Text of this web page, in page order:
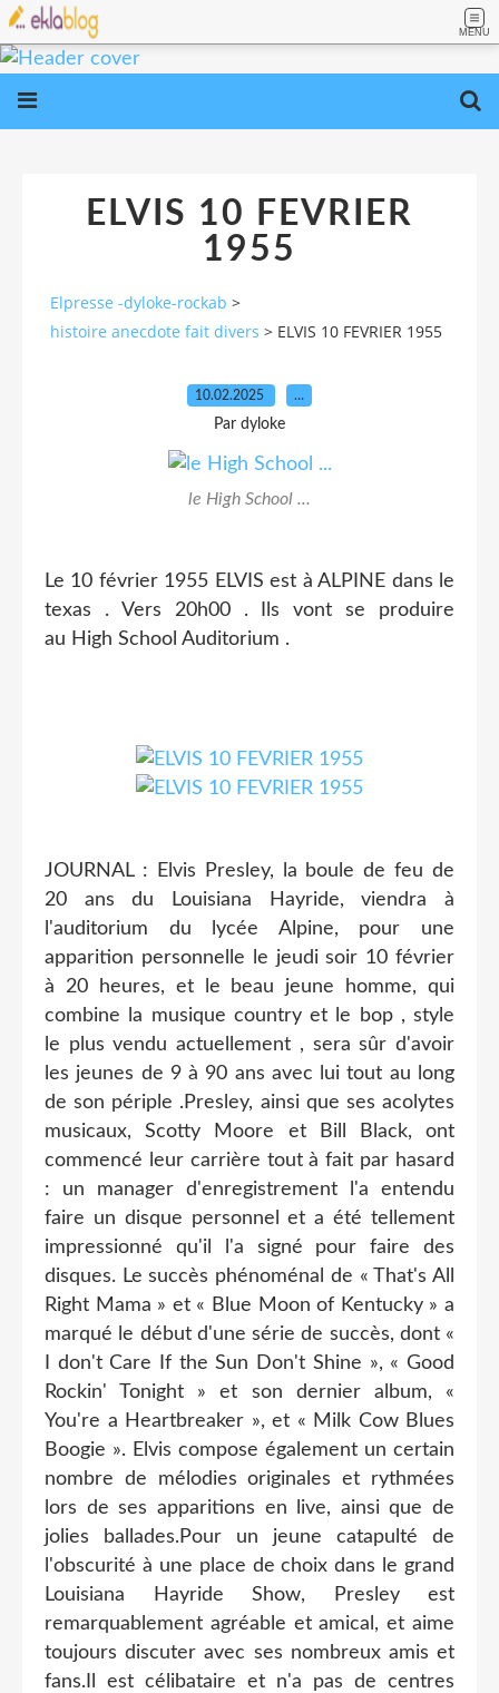
MENU
ELVIS 10 FEVRIER
1955
Elpresse -dyloke-rockab >
histoire anecdote fait divers > ELVIS 10 FEVRIER 1955
10.02.2025 …
Par dyloke
le High School ...
Le 10 février 1955 ELVIS est à ALPINE dans le
texas . Vers 20h00 . Ils vont se produire
au High School Auditorium .
JOURNAL : Elvis Presley, la boule de feu de
20 ans du Louisiana Hayride, viendra à
l'auditorium du lycée Alpine, pour une
apparition personnelle le jeudi soir 10 février
à 20 heures, et le beau jeune homme, qui
combine la musique country et le bop , style
le plus vendu actuellement , sera sûr d'avoir
les jeunes de 9 à 90 ans avec lui tout au long
de son périple .Presley, ainsi que ses acolytes
musicaux, Scotty Moore et Bill Black, ont
commencé leur carrière tout à fait par hasard
: un manager d'enregistrement l'a entendu
faire un disque personnel et a été tellement
impressionné qu'il l'a signé pour faire des
disques. Le succès phénoménal de « That's All
Right Mama » et « Blue Moon of Kentucky » a
marqué le début d'une série de succès, dont «
I don't Care If the Sun Don't Shine », « Good
Rockin' Tonight » et son dernier album, «
You're a Heartbreaker », et « Milk Cow Blues
Boogie ». Elvis compose également un certain
nombre de mélodies originales et rythmées
lors de ses apparitions en live, ainsi que de
jolies ballades.Pour un jeune catapulté de
l'obscurité à une place de choix dans le grand
Louisiana Hayride Show, Presley est
remarquablement agréable et amical, et aime
toujours discuter avec ses nombreux amis et
fans.Il est célibataire et n'a pas de centres